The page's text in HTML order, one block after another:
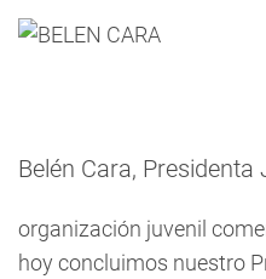
Belén Cara, Presidenta
organización juvenil
hoy concluimos nuestro